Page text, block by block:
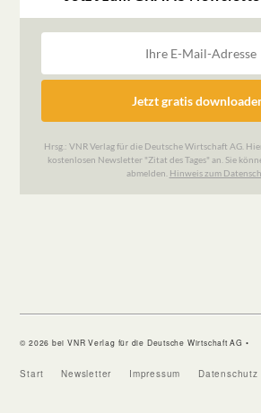
© 2026 bei VNR Verlag für die Deutsche Wirtschaft AG •
Start Newsletter Impressum Datenschutz